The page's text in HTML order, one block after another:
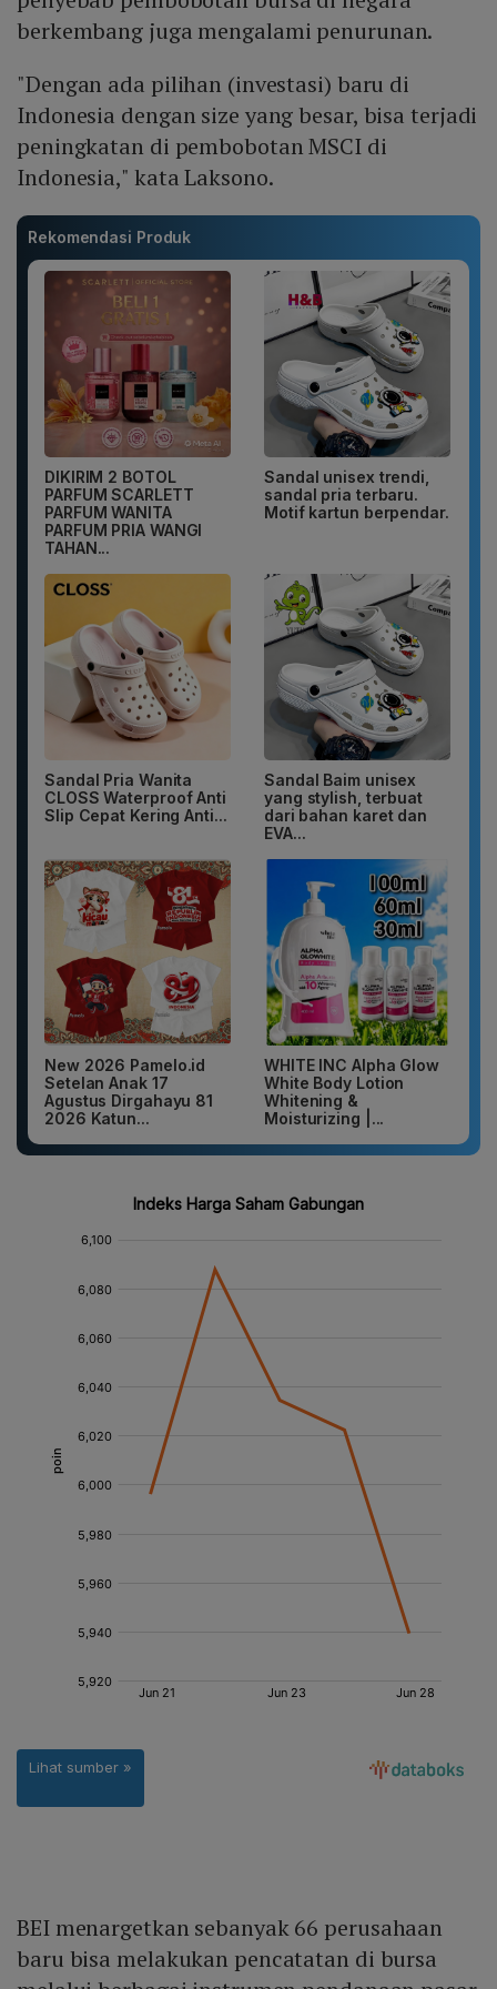
berkembang juga mengalami penurunan.
"Dengan ada pilihan (investasi) baru di
Indonesia dengan size yang besar, bisa terjadi
peningkatan di pembobotan MSCI di
Indonesia," kata Laksono.
Rekomendasi Produk
DIKIRIM 2 BOTOL
PARFUM SCARLETT
PARFUM WANITA
PARFUM PRIA WANGI
TAHAN...
Sandal unisex trendi,
sandal pria terbaru.
Motif kartun berpendar.
Sandal Pria Wanita
CLOSS Waterproof Anti
Slip Cepat Kering Anti...
Sandal Baim unisex
yang stylish, terbuat
dari bahan karet dan
EVA...
New 2026 Pamelo.id
Setelan Anak 17
Agustus Dirgahayu 81
2026 Katun...
WHITE INC Alpha Glow
White Body Lotion
Whitening &
Moisturizing |...
BEI menargetkan sebanyak 66 perusahaan
baru bisa melakukan pencatatan di bursa